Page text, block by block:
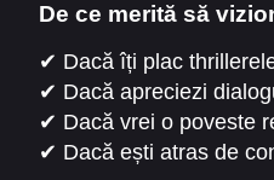
De ce merită să
✔ Dacă îți plac
✔ Dacă apreciezi
✔ Dacă vrei o poveste
✔ Dacă ești atras de